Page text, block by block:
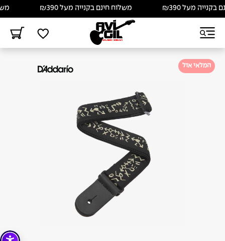
מעל ₪390 משלוח חינם בקנייה מעל ₪390
המלאי אזל